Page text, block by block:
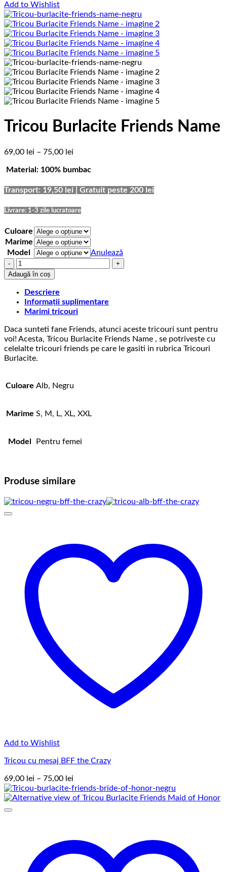
Add to Wishlist
Tricou Burlacite Friends Name
69,00 lei – 75,00 lei
prețuri:
până
75,00 lei
Material: 100% bumbac
Transport: 19,50 lei | Gratuit peste 200 lei
Livrare: 1-3 zile lucratoare
Culoare
Marime
Model
Anulează
Cantitate
Tricou
Burlacite
Friends
Name
Adaugă în coș
Descriere
Informații suplimentare
Marimi tricouri
Daca sunteti fane Friends, atunci aceste tricouri sunt pentru
voi! Acesta, Tricou Burlacite Friends Name , se potriveste cu
celelalte tricouri friends pe care le gasiti in rubrica Tricouri
Burlacite.
Culoare Alb, Negru
Marime S, M, L, XL, XXL
Model Pentru femei
Produse similare
Add to Wishlist
Tricou cu mesaj BFF the Crazy
69,00 lei – 75,00 lei
de
prețuri: